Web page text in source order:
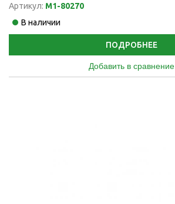
Артикул: M1-80270
В наличии
ПОДРОБНЕЕ
Добавить в сравнение